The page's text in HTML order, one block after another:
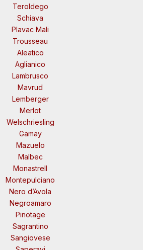
Teroldego
Schiava
Plavac Mali
Trousseau
Aleatico
Aglianico
Lambrusco
Mavrud
Lemberger
Merlot
Welschriesling
Gamay
Mazuelo
Malbec
Monastrell
Montepulciano
Nero d’Avola
Negroamaro
Pinotage
Sagrantino
Sangiovese